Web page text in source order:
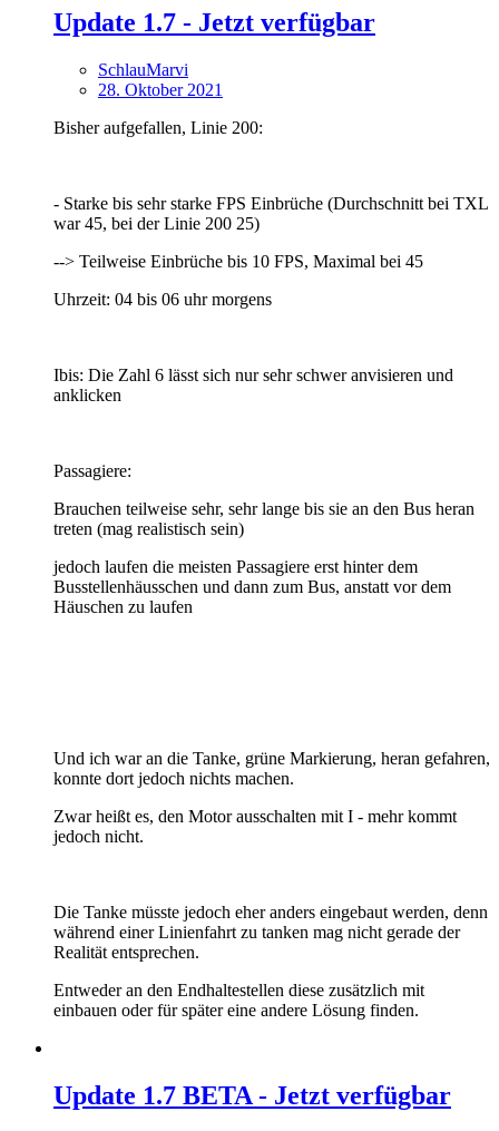
Update 1.7 - Jetzt verfügbar
SchlauMarvi
28. Oktober 2021
Bisher aufgefallen, Linie 200:
- Starke bis sehr starke FPS Einbrüche (Durchschnitt bei TXL
war 45, bei der Linie 200 25)
--> Teilweise Einbrüche bis 10 FPS, Maximal bei 45
Uhrzeit: 04 bis 06 uhr morgens
Ibis: Die Zahl 6 lässt sich nur sehr schwer anvisieren und
anklicken
Passagiere:
Brauchen teilweise sehr, sehr lange bis sie an den Bus heran
treten (mag realistisch sein)
jedoch laufen die meisten Passagiere erst hinter dem
Busstellenhäusschen und dann zum Bus, anstatt vor dem
Häuschen zu laufen
Und ich war an die Tanke, grüne Markierung, heran gefahren,
konnte dort jedoch nichts machen.
Zwar heißt es, den Motor ausschalten mit I - mehr kommt
jedoch nicht.
Die Tanke müsste jedoch eher anders eingebaut werden, denn
während einer Linienfahrt zu tanken mag nicht gerade der
Realität entsprechen.
Entweder an den Endhaltestellen diese zusätzlich mit
einbauen oder für später eine andere Lösung finden.
Update 1.7 BETA - Jetzt verfügbar